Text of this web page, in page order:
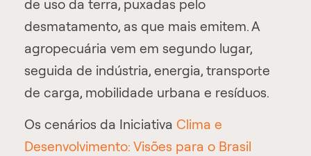
de uso da terra, puxadas pelo
desmatamento, as que mais emitem. A
agropecuária vem em segundo lugar,
seguida de indústria, energia, transporte
de carga, mobilidade urbana e resíduos.
Os cenários da Iniciativa Clima e
Desenvolvimento: Visões para o Brasil